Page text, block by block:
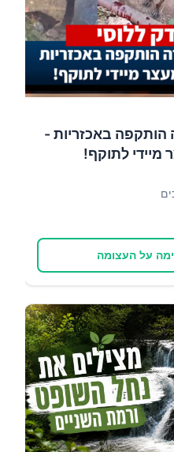
הותקפה באכזריות -
מיידי לתוקף!
על העצומה